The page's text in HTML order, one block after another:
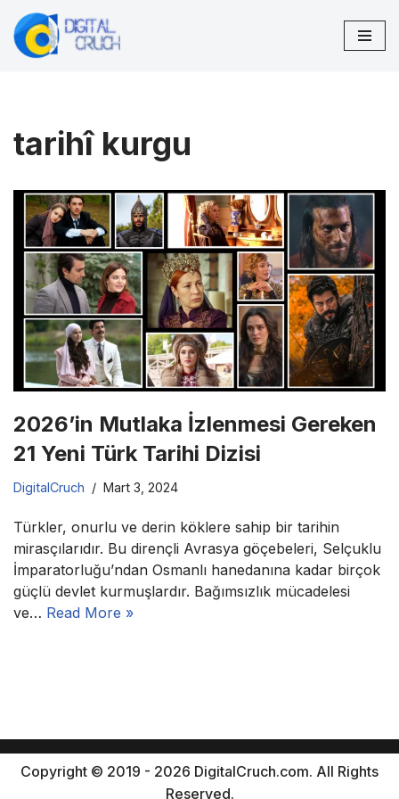
İçeriğe
tarihî kurgu
2026’in Mutlaka İzlenmesi Gereken
21 Yeni Türk Tarihi Dizisi
DigitalCruch Mart 3, 2024
Türkler, onurlu ve derin köklere sahip bir tarihin
mirasçılarıdır. Bu dirençli Avrasya göçebeleri, Selçuklu
İmparatorluğu’ndan Osmanlı hanedanına kadar birçok
güçlü devlet kurmuşlardır. Bağımsızlık mücadelesi
ve… Read More »
Copyright © 2019 - 2026 DigitalCruch.com. All Rights
Reserved.